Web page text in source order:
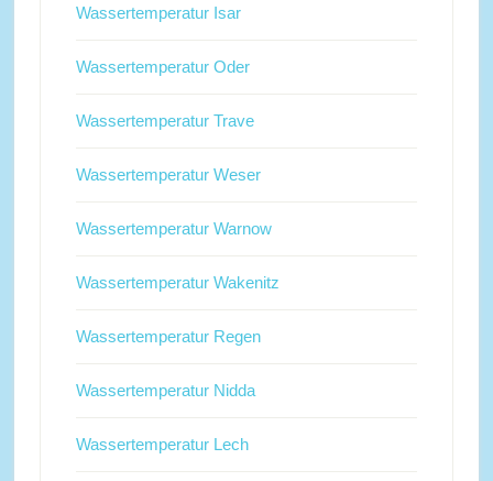
Wassertemperatur Isar
Wassertemperatur Oder
Wassertemperatur Trave
Wassertemperatur Weser
Wassertemperatur Warnow
Wassertemperatur Wakenitz
Wassertemperatur Regen
Wassertemperatur Nidda
Wassertemperatur Lech